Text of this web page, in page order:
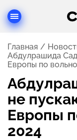
Главная
Абдулрашида
Европы по
не
Европы
2024